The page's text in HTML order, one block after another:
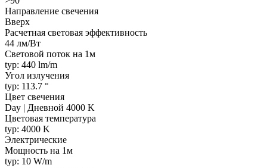
Направление свечения
Вверх
Расчетная световая эффективность
44 лм/Вт
Световой поток на 1м
typ: 440 lm/m
Угол излучения
typ: 113.7 °
Цвет свечения
Day | Дневной 4000 K
Цветовая температура
typ: 4000 K
Электрические
Мощность на 1м
typ: 10 W/m